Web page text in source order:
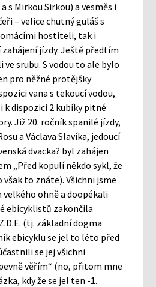
s Mirkou Sirkou) a vesměs i
– velice chutný guláš s
hostiteli, tak i
jízdy. Ještě předtím
ve srubu. S vodou to ale bylo
pro něžné protějšky
vana s tekoucí vodou,
dispozici 2 kubíky pitné
Již 20. ročník spanilé jízdy,
a Václava Slavíka, jedoucí
dvacka? byl zahájen
„Před kopulí někdo sykl, že
však to znáte). Všichni jsme
ohně a doopékali
ebicyklistů zakončila
(tj. základní dogma
ebicyklu se jel to léto před
se jej všichni
věřím“ (no, přitom mne
kdy že se jel ten -1.